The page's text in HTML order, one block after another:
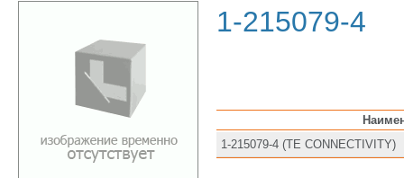
1-215079-4
1-215079-4 (TE CONNECTIVITY)